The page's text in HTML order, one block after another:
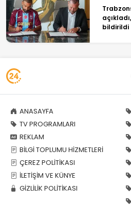
bildirildi
ANASAYFA
TV PROGRAMLARI
REKLAM
BİLGİ TOPLUMU HİZMETLERİ
ÇEREZ POLİTİKASI
İLETİŞİM VE KÜNYE
GİZLİLİK POLİTİKASI